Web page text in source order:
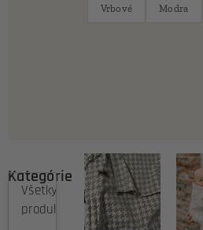
Vrbové Modra
Kategórie
Všetky
produkty